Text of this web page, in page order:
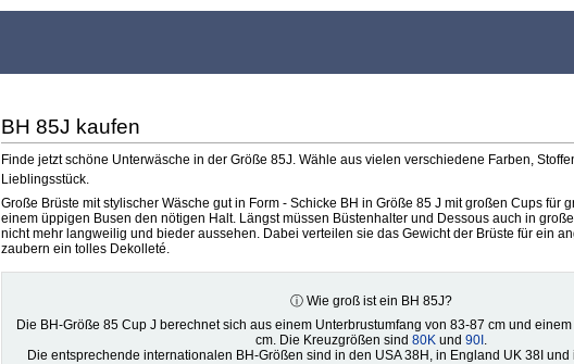
BH 85J kaufen
Finde jetzt schöne Unterwäsche in der Größe 85J. Wähle aus vielen verschiedene Farben,
Lieblingsstück.
Große Brüste mit stylischer Wäsche gut in Form - Schicke BH in Größe 85 J mit großen Cups für
einem üppigen Busen den nötigen Halt. Längst müssen Büstenhalter und Dessous auch in
nicht mehr langweilig und bieder aussehen. Dabei verteilen sie das Gewicht der Brüste für ein
zaubern ein tolles Dekolleté.
ⓘ Wie groß ist ein BH 85J?
Die BH-Größe 85 Cup J berechnet sich aus einem Unterbrustumfang von 83-87 cm und
cm. Die Kreuzgrößen sind 80K und 90I.
Die entsprechende internationalen BH-Größen sind in den USA 38H, in England UK 38I und